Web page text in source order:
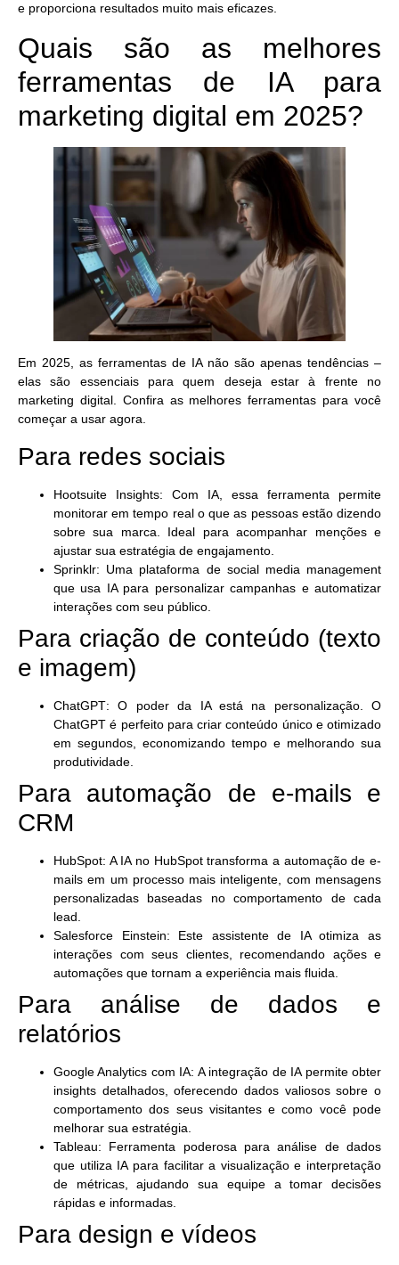
e proporciona resultados muito mais eficazes.
Quais são as melhores
ferramentas de IA para
marketing digital em 2025?
Em 2025, as ferramentas de IA não são apenas tendências –
elas são essenciais para quem deseja estar à frente no
marketing digital. Confira as melhores ferramentas para você
começar a usar agora.
Para redes sociais
Hootsuite Insights: Com IA, essa ferramenta permite
monitorar em tempo real o que as pessoas estão dizendo
sobre sua marca. Ideal para acompanhar menções e
ajustar sua estratégia de engajamento.
Sprinklr: Uma plataforma de social media management
que usa IA para personalizar campanhas e automatizar
interações com seu público.
Para criação de conteúdo (texto
e imagem)
ChatGPT: O poder da IA está na personalização. O
ChatGPT é perfeito para criar conteúdo único e otimizado
em segundos, economizando tempo e melhorando sua
produtividade.
Para automação de e-mails e
CRM
HubSpot: A IA no HubSpot transforma a automação de e-
mails em um processo mais inteligente, com mensagens
personalizadas baseadas no comportamento de cada
lead.
Salesforce Einstein: Este assistente de IA otimiza as
interações com seus clientes, recomendando ações e
automações que tornam a experiência mais fluida.
Para análise de dados e
relatórios
Google Analytics com IA: A integração de IA permite obter
insights detalhados, oferecendo dados valiosos sobre o
comportamento dos seus visitantes e como você pode
melhorar sua estratégia.
Tableau: Ferramenta poderosa para análise de dados
que utiliza IA para facilitar a visualização e interpretação
de métricas, ajudando sua equipe a tomar decisões
rápidas e informadas.
Para design e vídeos